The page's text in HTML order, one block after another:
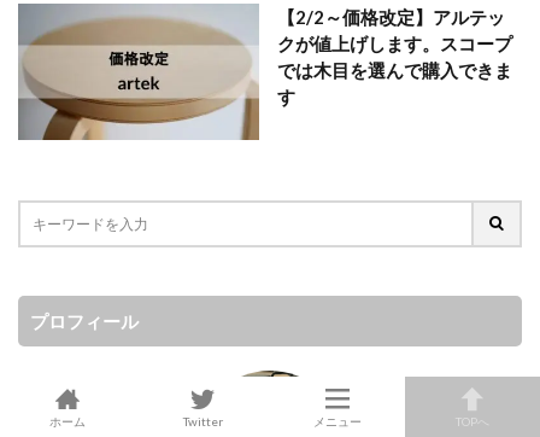
【2/2～価格改定】アルテッ
クが値上げします。スコープ
では木目を選んで購入できま
す
プロフィール
ホーム Twitter メニュー TOPへ